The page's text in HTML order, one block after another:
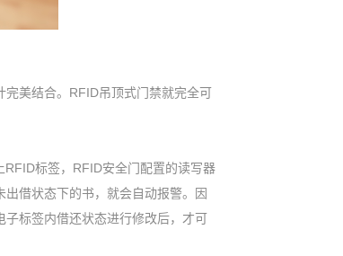
美结合。RFID吊顶式门禁就完全可
标签，RFID安全门配置的读写器
借状态下的书，就会自动报警。因
标签内借还状态进行修改后，才可